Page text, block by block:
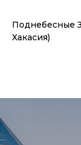
Поднебесные
Хакасия)